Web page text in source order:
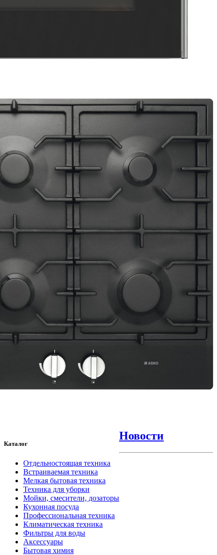
Каталог
Отдельностоящая техника
Встраиваемая техника
Мелкая бытовая техника
Техника для уборки
Мойки, смесители, дозаторы
Кухонная посуда
Профессиональная техника
Климатическая техника
Фильтры для воды
Аксессуары
Бытовая химия
Новости